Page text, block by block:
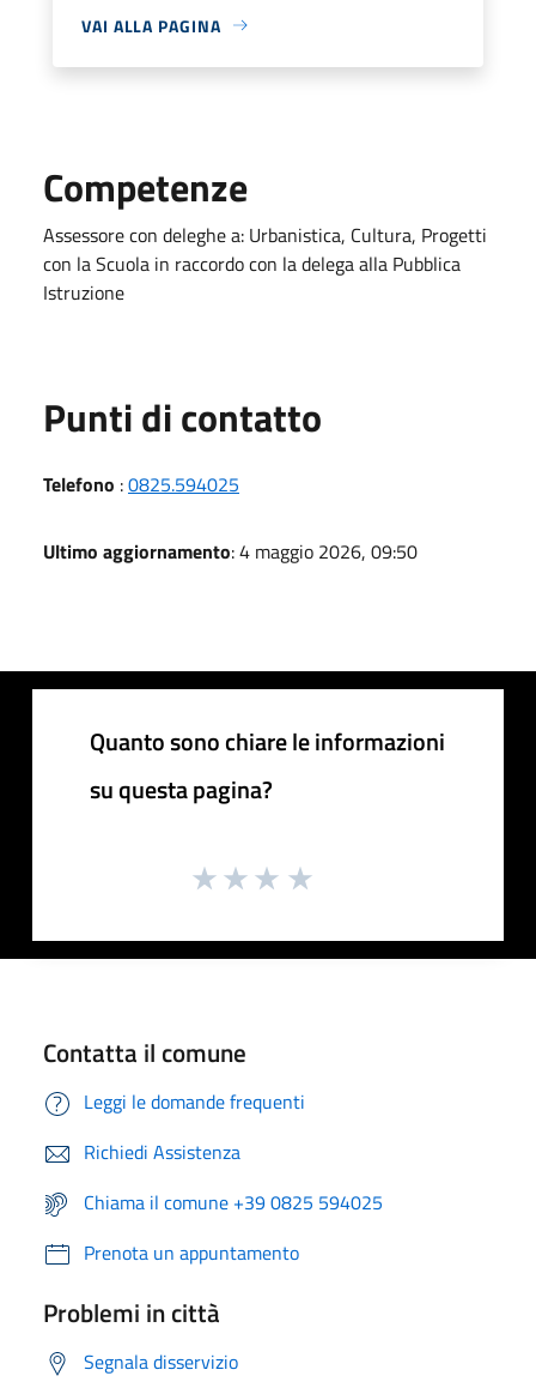
VAI ALLA PAGINA
Competenze
Assessorecon deleghe a: Urbanistica, Cultura, Progetti
con la Scuola in raccordo con la delega alla Pubblica
Istruzione
Punti di contatto
Telefono :0825.594025
Ultimo aggiornamento: 4 maggio 2026, 09:50
Quanto sono chiare le informazioni
su questa pagina?
Contatta il comune
Leggi le domande frequenti
Richiedi Assistenza
Chiama il comune +39 0825 594025
Prenota un appuntamento
Problemi in città
Segnala disservizio